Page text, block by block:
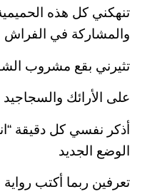
تنهكني كل هذه
والمشاركة في الفراش
تثيرني بقع مشروب
على الأرائك والسجاجيد
أذكر نفسي كل دقيقة
الوضع الجديد
تعرفين ربما أكتب